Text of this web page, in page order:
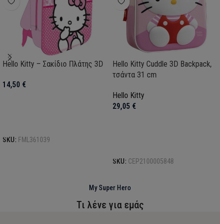
Hello Kitty – Σακίδιο Πλάτης 3D
14,50 €
SKU: FML361039
Hello Kitty Cuddle 3D Backpack,
τσάντα 31 cm
Hello Kitty
29,05 €
SKU: CEP2100005848
My Super Hero
Τι λένε για εμάς